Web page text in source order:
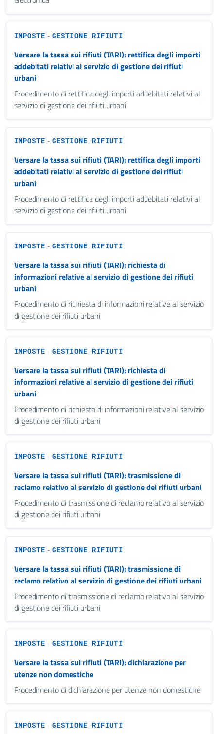
IMPOSTE -GESTIONE RIFIUTI
Versare la tassa sui rifiuti (TARI): rettifica degli importi
addebitati relativi al servizio di gestione dei rifiuti
urbani
Procedimento di rettifica degli importi addebitati relativi al
servizio di gestione dei rifiuti urbani
IMPOSTE -GESTIONE RIFIUTI
Versare la tassa sui rifiuti (TARI): rettifica degli importi
addebitati relativi al servizio di gestione dei rifiuti
urbani
Procedimento di rettifica degli importi addebitati relativi al
servizio di gestione dei rifiuti urbani
IMPOSTE -GESTIONE RIFIUTI
Versare la tassa sui rifiuti (TARI): richiesta di
informazioni relative al servizio di gestione dei rifiuti
urbani
Procedimento di richiesta di informazioni relative al servizio
di gestione dei rifiuti urbani
IMPOSTE -GESTIONE RIFIUTI
Versare la tassa sui rifiuti (TARI): richiesta di
informazioni relative al servizio di gestione dei rifiuti
urbani
Procedimento di richiesta di informazioni relative al servizio
di gestione dei rifiuti urbani
IMPOSTE -GESTIONE RIFIUTI
Versare la tassa sui rifiuti (TARI): trasmissione di
reclamo relativo al servizio di gestione dei rifiuti urbani
Procedimento di trasmissione di reclamo relativo al servizio
di gestione dei rifiuti urbani
IMPOSTE -GESTIONE RIFIUTI
Versare la tassa sui rifiuti (TARI): trasmissione di
reclamo relativo al servizio di gestione dei rifiuti urbani
Procedimento di trasmissione di reclamo relativo al servizio
di gestione dei rifiuti urbani
IMPOSTE -GESTIONE RIFIUTI
Versare la tassa sui rifiuti (TARI): dichiarazione per
utenze non domestiche
Procedimento di dichiarazione per utenze non domestiche
IMPOSTE -GESTIONE RIFIUTI